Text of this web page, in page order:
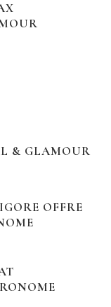
& GLAMOUR
OFFRE